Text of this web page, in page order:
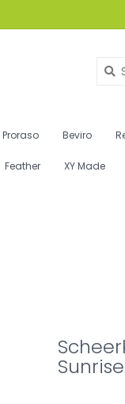
Proraso Beviro
Feather XY Made
Sunrise